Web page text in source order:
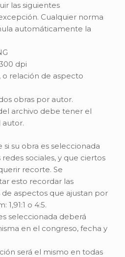
las siguientes
Cualquier norma
automáticamente la
dpi
o relación de aspecto
obras por autor.
archivo debe tener el
su obra es seleccionada
sociales, y que ciertos
recorte. Se
esto recordar las
aspectos que ajustan por
1,91:1 o 4:5.
seleccionada deberá
en el congreso, fecha y
será el mismo en todas